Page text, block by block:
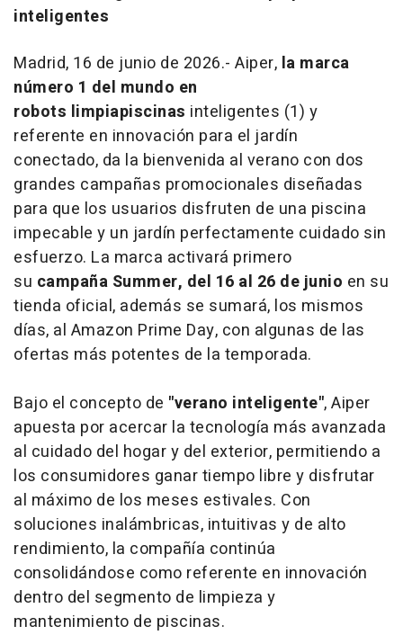
inteligentes
Madrid, 16 de junio de 2026.- Aiper, la marca
número 1 del mundo en
robots limpiapiscinas inteligentes (1) y
referente en innovación para el jardín
conectado, da la bienvenida al verano con dos
grandes campañas promocionales diseñadas
para que los usuarios disfruten de una piscina
impecable y un jardín perfectamente cuidado sin
esfuerzo. La marca activará primero
su campaña Summer, del 16 al 26 de junio en su
tienda oficial, además se sumará, los mismos
días, al Amazon Prime Day, con algunas de las
ofertas más potentes de la temporada.
Bajo el concepto de "verano inteligente", Aiper
apuesta por acercar la tecnología más avanzada
al cuidado del hogar y del exterior, permitiendo a
los consumidores ganar tiempo libre y disfrutar
al máximo de los meses estivales. Con
soluciones inalámbricas, intuitivas y de alto
rendimiento, la compañía continúa
consolidándose como referente en innovación
dentro del segmento de limpieza y
mantenimiento de piscinas.